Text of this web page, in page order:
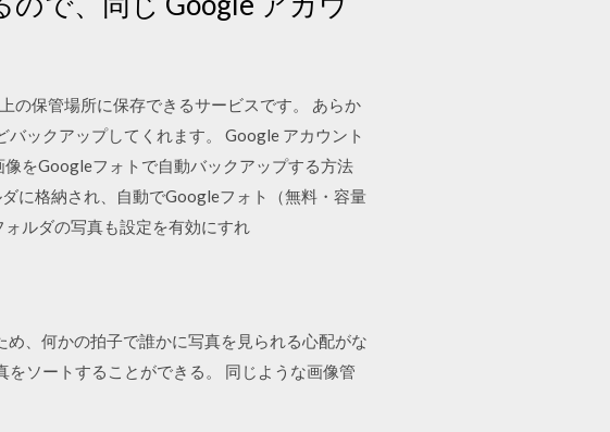
保管場所に保存できるサービスです。 あらか
ックアップしてくれます。 Google アカウント
をGoogleフォトで自動バックアップする方法
に格納され、自動でGoogleフォト（無料・容量
ルダの写真も設定を有効にすれ
何かの拍子で誰かに写真を見られる心配がな
ソートすることができる。 同じような画像管